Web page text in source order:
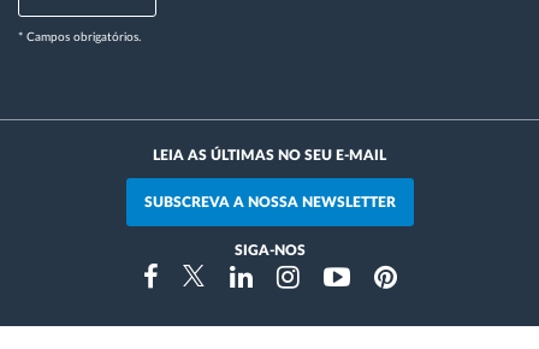
* Campos obrigatórios.
LEIA AS ÚLTIMAS NO SEU E-MAIL
SUBSCREVA A NOSSA NEWSLETTER
SIGA-NOS
FacebookTwitterLinkedinInstragramYoutubePinterest